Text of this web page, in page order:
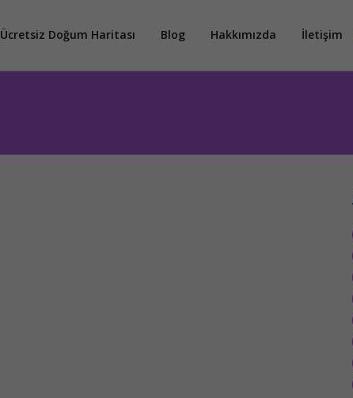
Ücretsiz Doğum Haritası Blog Hakkımızda İletişim